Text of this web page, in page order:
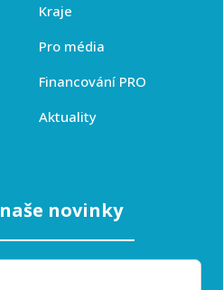
Kraje
Pro média
Financování PRO
Aktuality
novinky